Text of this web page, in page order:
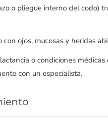
o pliegue interno del codo)
con ojos, mucosas y heridas
o condiciones médicas
con un especialista.